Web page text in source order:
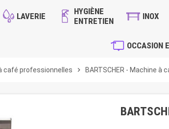
LAVERIE
HYGIÈNE
ENTRETIEN
INOX
OCCASION
café professionnelles chevron_right BARTSCHER - Machine à